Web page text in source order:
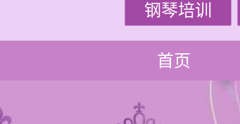
钢琴培训
首页